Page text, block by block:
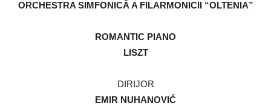
ORCHESTRA SIMFONICĂ A FILARMONICII “OLTENIA”
ROMANTIC PIANO
LISZT
DIRIJOR
EMIR NUHANOVIĆ